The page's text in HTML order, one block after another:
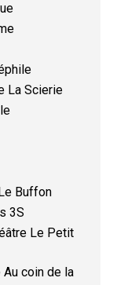
La Scierie
Buffon
3S
Le Petit
coin de la